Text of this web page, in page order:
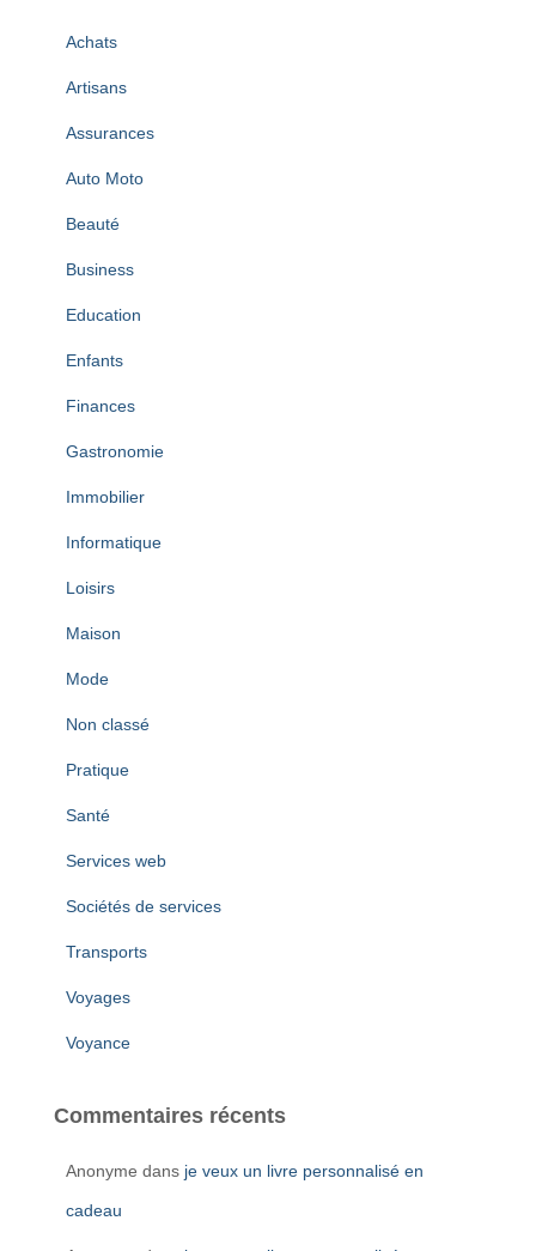
Achats
Artisans
Assurances
Auto Moto
Beauté
Business
Education
Enfants
Finances
Gastronomie
Immobilier
Informatique
Loisirs
Maison
Mode
Non classé
Pratique
Santé
Services web
Sociétés de services
Transports
Voyages
Voyance
Commentaires récents
Anonyme dans je veux un livre personnalisé en
cadeau